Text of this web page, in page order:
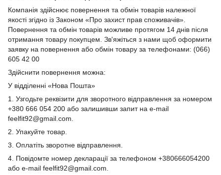
Компанія здійснює повернення та обмін товарів належної
якості згідно із Законом «Про захист прав споживачів».
Повернення та обмін товарів можливе протягом 14 днів після
отримання товару покупцем. Зв'яжіться з нами щоб оформити
заявку на повернення або обмін товару за телефонами: (066)
605 42 00
Здійснити повернення можна:
У відділенні «Нова Пошта»
1. Узгодьте реквізити для зворотного відправлення за номером
+380 666 054 200 або залишивши запит на e-mail
feelfit92@gmail.com.
2. Упакуйте товар.
3. Оплатіть зворотне відправлення.
4. Повідомте номер декларації за телефоном +380666054200
або e-mail feelfit92@gmail.com.